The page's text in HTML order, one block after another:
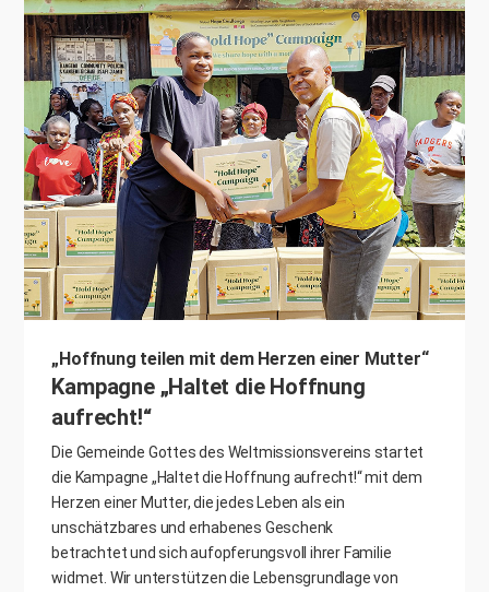
„Hoffnung teilen mit dem Herzen einer Mutter“
Kampagne „Haltet die Hoffnung
aufrecht!“
Die Gemeinde Gottes des Weltmissionsvereins startet
die Kampagne „Haltet die Hoffnung aufrecht!“ mit dem
Herzen einer Mutter, die jedes Leben als ein
unschätzbares und erhabenes Geschenk
betrachtet und sich aufopferungsvoll ihrer Familie
widmet. Wir unterstützen die Lebensgrundlage von